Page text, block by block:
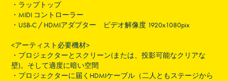
・ラップトップ
・ MIDI コントローラー
・ USB-C / HDMIアダプター ビデオ解像度 1920x1080pix
<アーティスト必要機材>
・ プロジェクターとスクリーン(または、投影可能なクリアな
壁)。そして適度に暗い空間
・ プロジェクターに届くHDMIケーブル（二人ともステージから